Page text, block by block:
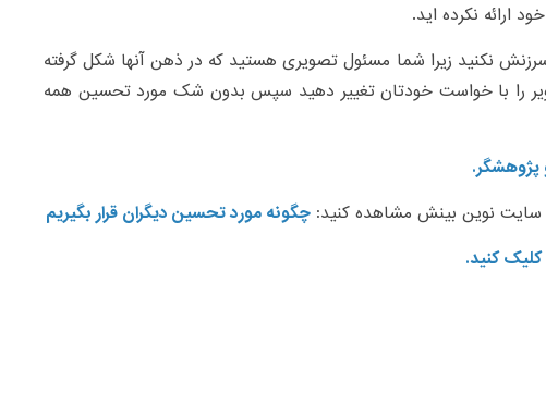
ارائه نکرده اید.
نکنید زیرا شما مسئول تصویری هستید که در ذهن آنها شکل گرفته
را با خواست خودتان تغییر دهید سپس بدون شک مورد تحسین همه
سایت نوین بینش مشاهده کنید: چگونه مورد تحسین دیگران قرار بگیریم
کلیک کنید.